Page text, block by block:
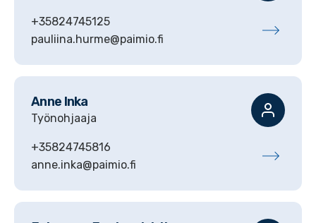
+35824745125
pauliina.hurme@paimio.fi
Anne Inka
Työnohjaaja
+35824745816
anne.inka@paimio.fi